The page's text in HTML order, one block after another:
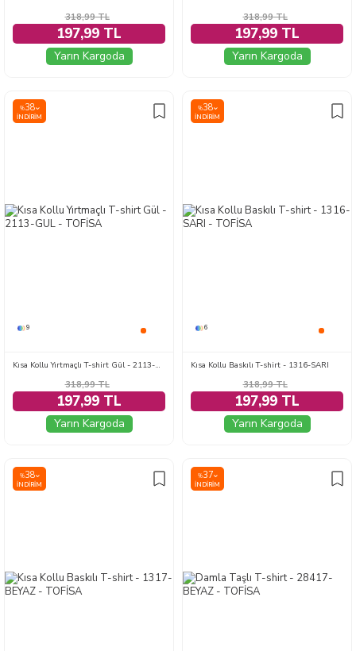
318,99TL
197,99 TL
Yarın Kargoda
318,99TL
197,99 TL
Yarın Kargoda
%38
İNDIRIM
9
Kısa Kollu Yırtmaçlı T-shirt Gül - 2113-GUL
318,99TL
197,99 TL
Yarın Kargoda
%38
İNDIRIM
6
Kısa Kollu Baskılı T-shirt - 1316-SARI
318,99TL
197,99 TL
Yarın Kargoda
%38
İNDIRIM
%37
İNDIRIM